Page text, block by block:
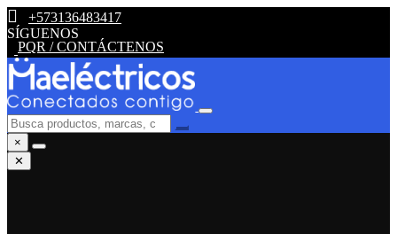
+573136483417
SÍGUENOS
PQR / CONTÁCTENOS
×
✕